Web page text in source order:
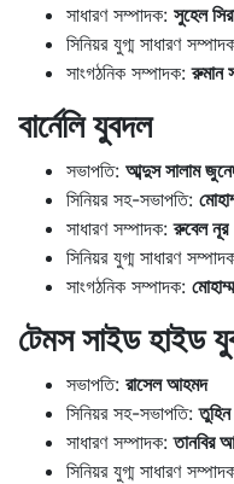
সাধারণ সম্পাদক: সুহেল
সিনিয়র যুগ্ম সাধারণ
সাংগঠনিক সম্পাদক:রুমান
বার্নেলি যুবদল
সভাপতি: আব্দুস সালাম
সিনিয়র সহ-সভাপতি:
সাধারণ সম্পাদক:রুবেল নূর
সিনিয়র যুগ্ম সাধারণ
সাংগঠনিক সম্পাদক:
টেমস সাইড হাইড
সভাপতি: রাসেল আহমদ
সিনিয়র সহ-সভাপতি:
সাধারণ সম্পাদক:তানবির
সিনিয়র যুগ্ম সাধারণ